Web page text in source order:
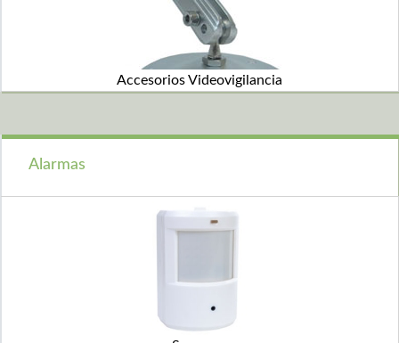
Accesorios Videovigilancia
Alarmas